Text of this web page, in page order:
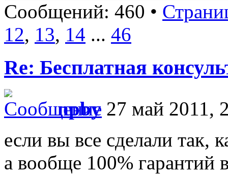
Сообщений: 460 •
12, 13, 14 ... 46
Re: Бесплатная
npby 27 май 2011,
если вы все сделали так,
а вообще 100% гарантий